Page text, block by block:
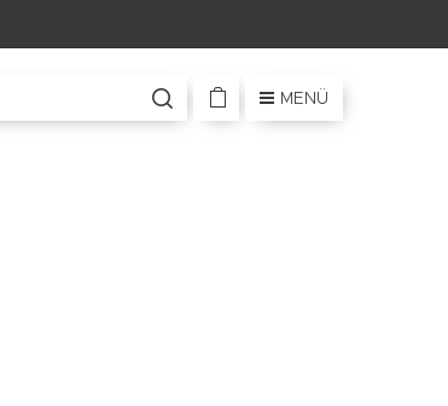
MENÜ